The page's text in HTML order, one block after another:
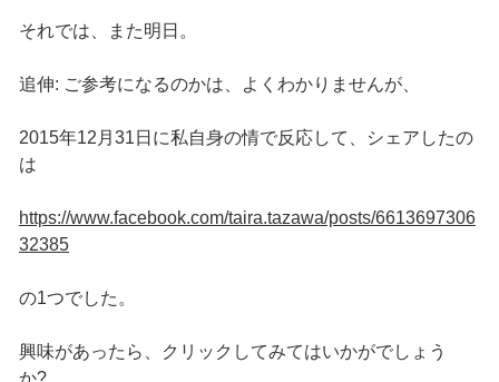
それでは、また明日。
追伸: ご参考になるのかは、よくわかりませんが、
2015年12月31日に私自身の情で反応して、シェアしたの
は
https://www.facebook.com/taira.tazawa/posts/6613697306
32385
の1つでした。
興味があったら、クリックしてみてはいかがでしょう